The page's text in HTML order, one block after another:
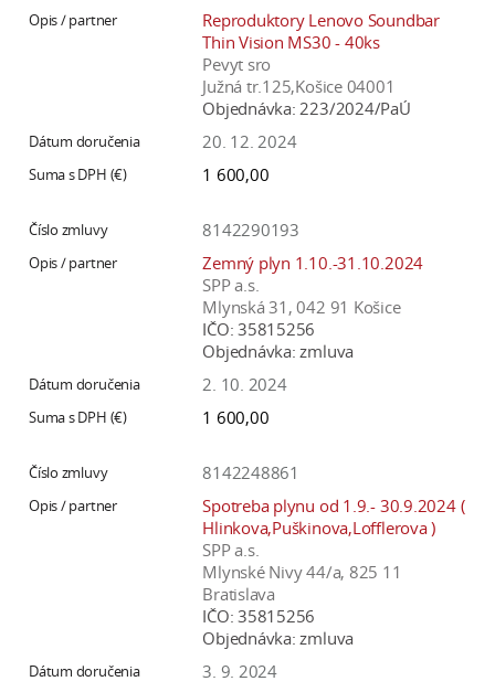
v
V
Reproduktory Lenovo Soundbar
Thin Vision MS30 - 40ks
Pevyt sro
Južná tr.125,Košice 04001
Objednávka: 223/2024/PaÚ
20. 12. 2024
1 600,00
8142290193
Zemný plyn 1.10.-31.10.2024
SPP a.s.
Mlynská 31, 042 91 Košice
IČO: 35815256
Objednávka: zmluva
2. 10. 2024
1 600,00
8142248861
Spotreba plynu od 1.9.- 30.9.2024 (
Hlinkova,Puškinova,Lofflerova )
SPP a.s.
Mlynské Nivy 44/a, 825 11
Bratislava
IČO: 35815256
Objednávka: zmluva
3. 9. 2024